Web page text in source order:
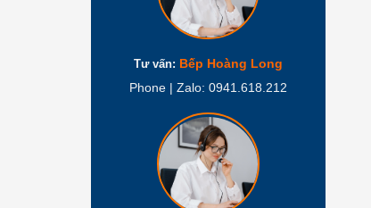
Tư vấn: Bếp Hoàng Long
Phone | Zalo: 0941.618.212